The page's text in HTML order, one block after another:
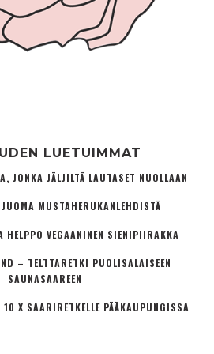
LUETUIMMAT
JONKA JÄLJILTÄ LAUTASET NUOLLAAN
MUSTAHERUKANLEHDISTÄ
HELPPO VEGAANINEN SIENIPIIRAKKA
– TELTTARETKI PUOLISALAISEEN
SAUNASAAREEN
X SAARIRETKELLE PÄÄKAUPUNGISSA